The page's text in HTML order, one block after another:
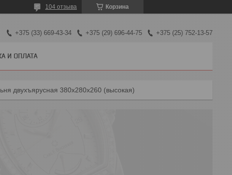
Корзина
104 отзыва
+375 (33) 669-43-34 +375 (29) 696-44-75 +375 (25) 752-13-57
И ОПЛАТА
двухъярусная 380х280х260 (высокая)